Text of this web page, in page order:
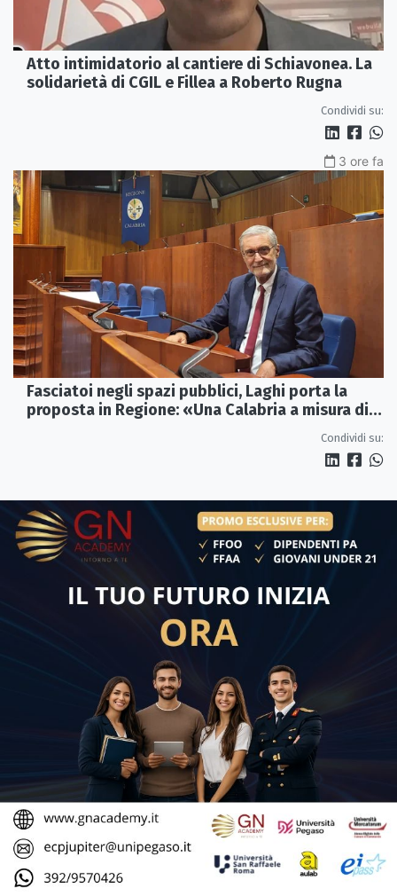
Atto intimidatorio al cantiere di Schiavonea. La
solidarietà di CGIL e Fillea a Roberto Rugna
Condividi su:
3 ore fa
Fasciatoi negli spazi pubblici, Laghi porta la
proposta in Regione: «Una Calabria a misura di
Condividi su: